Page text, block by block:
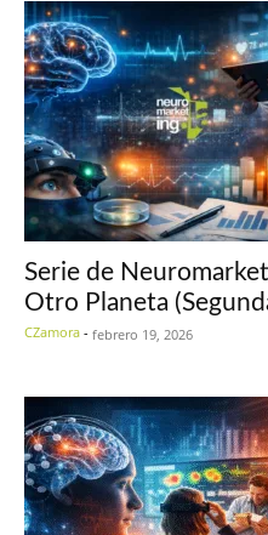
Serie de
Otro Planeta
CZamora - febrero 19, 2026